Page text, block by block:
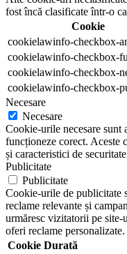
fost încă clasificate într-o
Cookie
cookielawinfo-checkbox-
cookielawinfo-checkbox-
cookielawinfo-checkbox-
cookielawinfo-checkbox-
Necesare
Necesare
Cookie-urile necesare sunt
funcționeze corect. Aceste
și caracteristici de
Publicitate
Publicitate
Cookie-urile de publicitate
reclame relevante și
urmăresc vizitatorii pe
oferi reclame personalizate.
Cookie Durată